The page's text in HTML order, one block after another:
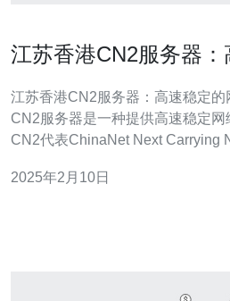
江苏香港CN2服务器
江苏香港CN2服务器：高速稳定的网络连
CN2服务器是一种提供高速稳定网
CN2代表ChinaNet Next Carrying
CN2服务器提供更快的网络速度和更可
2025年2月10日